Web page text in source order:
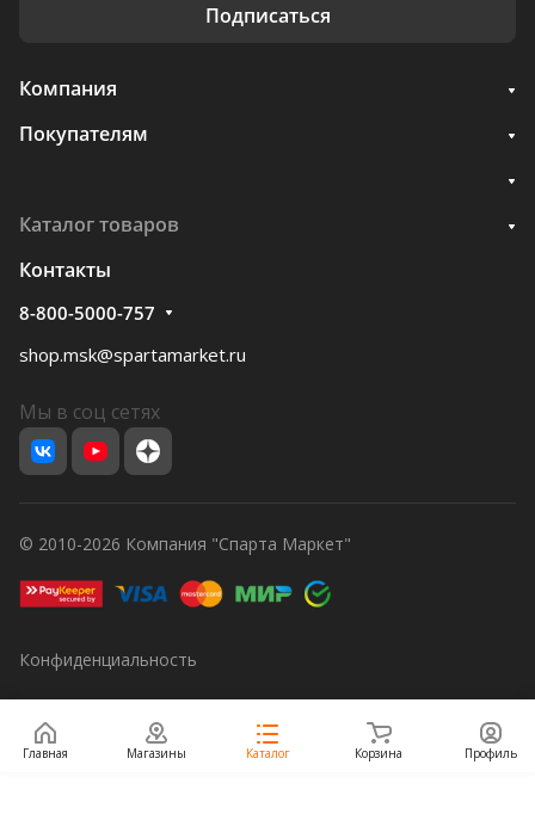
Подписаться
Компания
Покупателям
Каталог товаров
Контакты
8-800-5000-757
shop.msk@spartamarket.ru
Мы в соц сетях
© 2010-2026 Компания "Спарта Маркет"
Конфиденциальность
Главная Магазины Каталог Корзина Профиль